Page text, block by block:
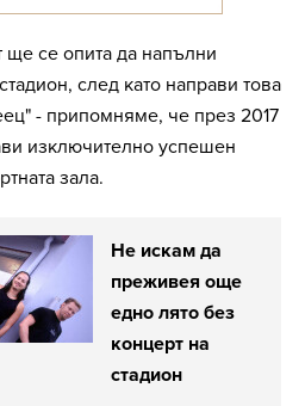
ще се опита да напълни
след като направи това
- припомняме, че през 2017
изключително успешен
зала.
Не искам да
преживея още
едно лято без
концерт на
стадион